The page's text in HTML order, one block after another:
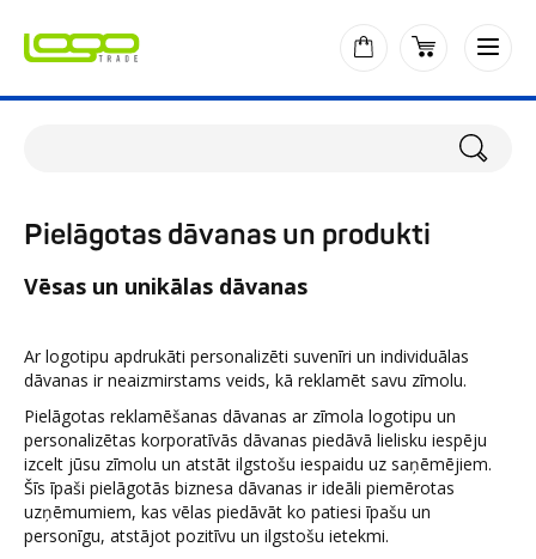
Pielāgotas dāvanas un produkti
Vēsas un unikālas dāvanas
Ar logotipu apdrukāti personalizēti suvenīri un individuālas
dāvanas ir neaizmirstams veids, kā reklamēt savu zīmolu.
Pielāgotas reklamēšanas dāvanas ar zīmola logotipu un
personalizētas korporatīvās dāvanas piedāvā lielisku iespēju
izcelt jūsu zīmolu un atstāt ilgstošu iespaidu uz saņēmējiem.
Šīs īpaši pielāgotās biznesa dāvanas ir ideāli piemērotas
uzņēmumiem, kas vēlas piedāvāt ko patiesi īpašu un
personīgu, atstājot pozitīvu un ilgstošu ietekmi.